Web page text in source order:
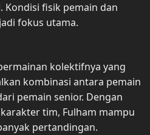
Kondisi fisik pemain dan
fokus utama.
kolektifnya yang
kombinasi antara pemain
pemain senior. Dengan
tim, Fulham mampu
pertandingan.